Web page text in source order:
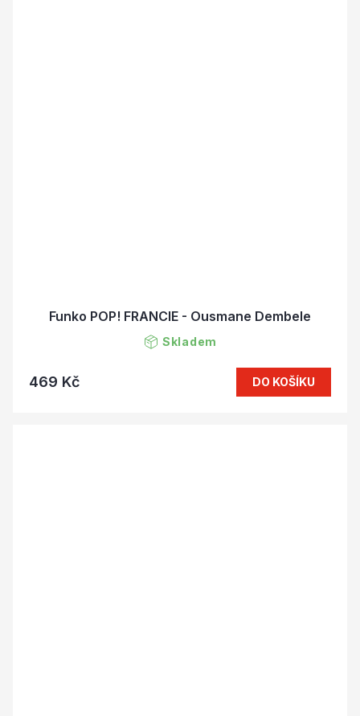
Funko POP! FRANCIE - Ousmane Dembele
Skladem
469 Kč DO KOŠÍKU